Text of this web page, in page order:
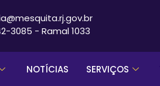
3085 - Ramal 1033
NOTÍCIAS SERVIÇOS